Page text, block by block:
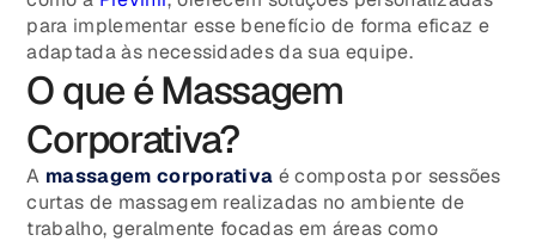
para implementar esse benefício de forma eficaz e
adaptada às necessidades da sua equipe.
O que é Massagem
Corporativa?
A massagem corporativa é composta por sessões
curtas de massagem realizadas no ambiente de
trabalho, geralmente focadas em áreas como